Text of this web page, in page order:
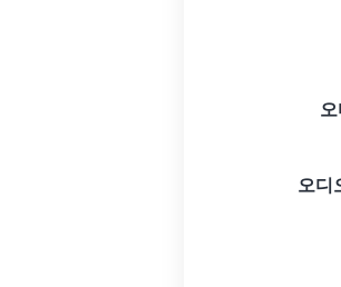
오디